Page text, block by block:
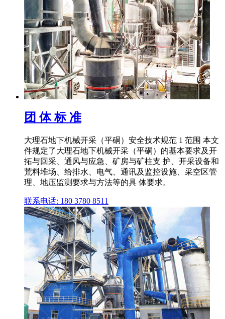
团 体 标 准
大理石地下机械开采（平硐）安全技术规范 1 范围 本文
件规定了大理石地下机械开采（平硐）的基本要求及开
拓与回采、通风与应急、矿房与矿柱支 护、开采设备和
荒料堆场、给排水、电气、通讯及监控设施、采空区管
理、地压监测要求与方法等的具 体要求。
联系电话: 180 3780 8511